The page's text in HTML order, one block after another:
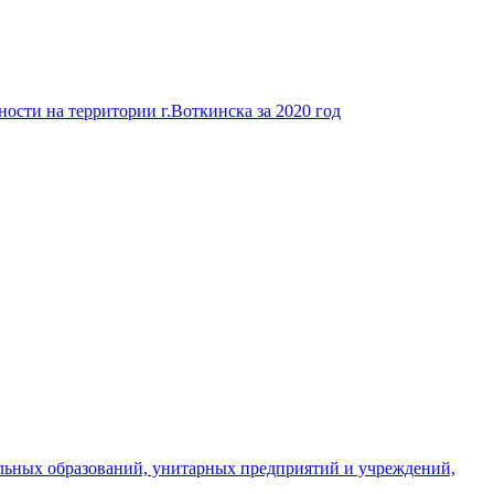
на территории г.Воткинска за 2020 год
образований, унитарных предприятий и учреждений,